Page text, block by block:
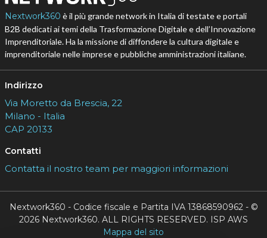
Nextwork360 è il più grande network in Italia di testate e portali
B2B dedicati ai temi della Trasformazione Digitale e dell’Innovazione
Imprenditoriale. Ha la missione di diffondere la cultura digitale e
imprenditoriale nelle imprese e pubbliche amministrazioni italiane.
Indirizzo
Via Moretto da Brescia, 22
Milano - Italia
CAP 20133
Contatti
Contatta il nostro team per maggiori informazioni
Nextwork360 - Codice fiscale e Partita IVA 13868590962 - ©
2026 Nextwork360. ALL RIGHTS RESERVED. ISP AWS
Mappa del sito